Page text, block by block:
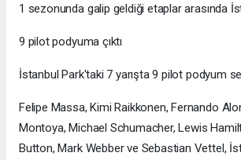
1 sezonunda galip geldiği etaplar arasında
9 pilot podyuma çıktı
İstanbul Park'taki 7 yarışta 9 pilot podyum
Felipe Massa, Kimi Raikkonen, Fernando
Montoya, Michael Schumacher, Lewis
Button, Mark Webber ve Sebastian Vettel,